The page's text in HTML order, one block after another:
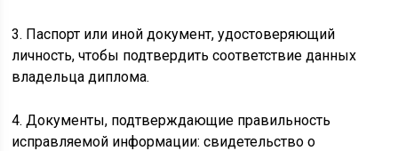
3. Паспорт или иной документ, удостоверяющий
личность, чтобы подтвердить соответствие данных
владельца диплома.
4. Документы, подтверждающие правильность
исправляемой информации: свидетельство о